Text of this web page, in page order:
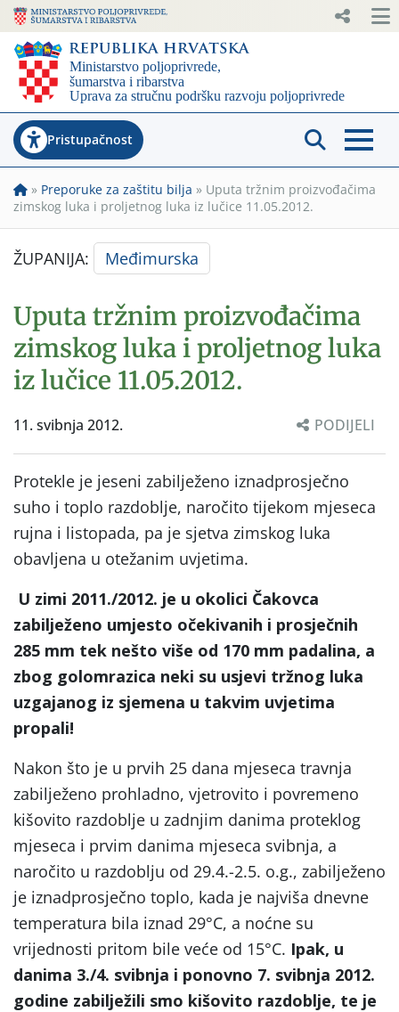
Pristupačnost
» Preporuke za zaštitu bilja » Uputa tržnim proizvođačima
zimskog luka i proljetnog luka iz lučice 11.05.2012.
ŽUPANIJA: Međimurska
Uputa tržnim proizvođačima
zimskog luka i proljetnog luka
iz lučice 11.05.2012.
11. svibnja 2012. PODIJELI
Protekle je jeseni zabilježeno iznadprosječno
suho i toplo razdoblje, naročito tijekom mjeseca
rujna i listopada, pa je sjetva zimskog luka
obavljena u otežanim uvjetima.
U zimi 2011./2012. je u okolici Čakovca
zabilježeno umjesto očekivanih i prosječnih
285 mm tek nešto više od 170 mm padalina, a
zbog golomrazica neki su usjevi tržnog luka
uzgajanog iz sjemena u takvim uvjetima
propali!
Nakon što je u prvih 25 dana mjeseca travnja
zabilježeno prohladno, vjetrovito i povremeno
kišovito razdoblje u zadnjim danima proteklog
mjeseca i prvim danima mjeseca svibnja, a
naročito u razdoblju od 29.4.-2.5. o.g., zabilježeno
je iznadprosječno toplo, kada je najviša dnevne
temperatura bila iznad 29°C, a noćne su
vrijednosti pritom bile veće od 15°C. Ipak, u
danima 3./4. svibnja i ponovno 7. svibnja 2012.
godine zabilježili smo kišovito razdoblje, te je